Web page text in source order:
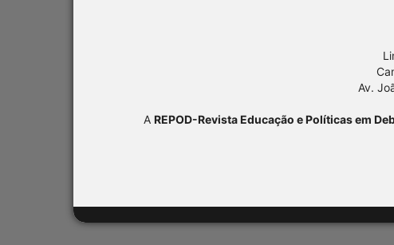
Av.
A REPOD-Revista Educação e Políticas em